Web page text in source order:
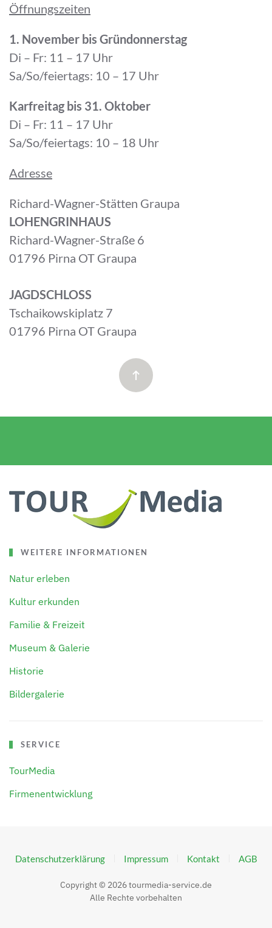
Öffnungszeiten
1. November bis Gründonnerstag
Di – Fr: 11 – 17 Uhr
Sa/So/feiertags: 10 – 17 Uhr
Karfreitag bis 31. Oktober
Di – Fr: 11 – 17 Uhr
Sa/So/feiertags: 10 – 18 Uhr
Adresse
Richard-Wagner-Stätten Graupa
LOHENGRINHAUS
Richard-Wagner-Straße 6
01796 Pirna OT Graupa
JAGDSCHLOSS
Tschaikowskiplatz 7
01796 Pirna OT Graupa
WEITERE INFORMATIONEN
Natur erleben
Kultur erkunden
Familie & Freizeit
Museum & Galerie
Historie
Bildergalerie
SERVICE
TourMedia
Firmenentwicklung
Datenschutzerklärung Impressum Kontakt AGB
Copyright © 2026tourmedia-service.de
Alle Rechte vorbehalten